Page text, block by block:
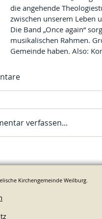
die angehende
zwischen unserem Leben
Die Band „Once again“
musikalischen Rahmen.
Gemeinde haben. Also:
verfassen...
Kirchengemeinde Weilburg.